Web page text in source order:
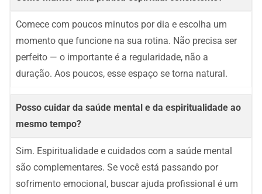
Comece com poucos minutos por dia e escolha um
momento que funcione na sua rotina. Não precisa ser
perfeito — o importante é a regularidade, não a
duração. Aos poucos, esse espaço se torna natural.
Posso cuidar da saúde mental e da espiritualidade ao
mesmo tempo?
Sim. Espiritualidade e cuidados com a saúde mental
são complementares. Se você está passando por
sofrimento emocional, buscar ajuda profissional é um